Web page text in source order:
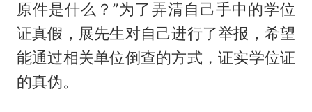
原件是什么？”为了弄清自己手中的学位
证真假，展先生对自己进行了举报，希望
能通过相关单位倒查的方式，证实学位证
的真伪。